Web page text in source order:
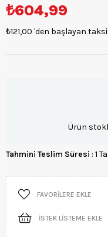
₺604,99
₺121,00 'den başlayan
Ürün
Tahmini Teslim Süresi : 1
FAVORILERE EKLE
İSTEK LISTEME EKLE